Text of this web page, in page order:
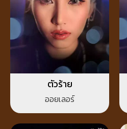
ตัวร้าย
ออยเลอร์